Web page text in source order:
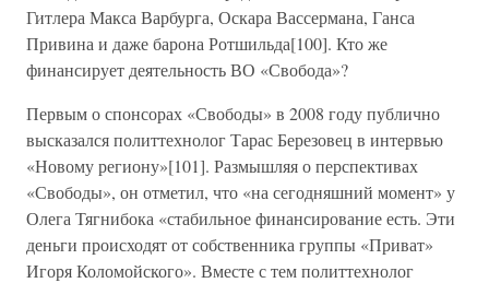
Гитлера Макса Варбурга, Оскара Вассермана, Ганса
Привина и даже барона Ротшильда[100]. Кто же
финансирует деятельность ВО «Свобода»?
Первым о спонсорах «Свободы» в 2008 году публично
высказался политтехнолог Тарас Березовец в интервью
«Новому региону»[101]. Размышляя о перспективах
«Свободы», он отметил, что «на сегодняшний момент» у
Олега Тягнибока «стабильное финансирование есть. Эти
деньги происходят от собственника группы «Приват»
Игоря Коломойского». Вместе с тем политтехнолог